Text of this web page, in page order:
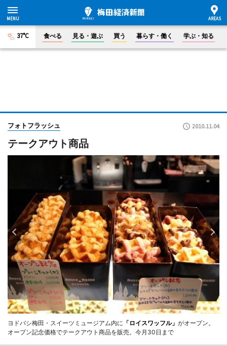
37°C 食べる 見る・遊ぶ 買う 暮らす・働く 学ぶ・知る
フォトフラッシュ 2010.11.04
テークアウト商品
ヨドバシ梅田・スイーツミュージアム内に 「ロイスワッフル」 がオープン。
オープン記念価格でテークアウト商品を販売。今月30日まで